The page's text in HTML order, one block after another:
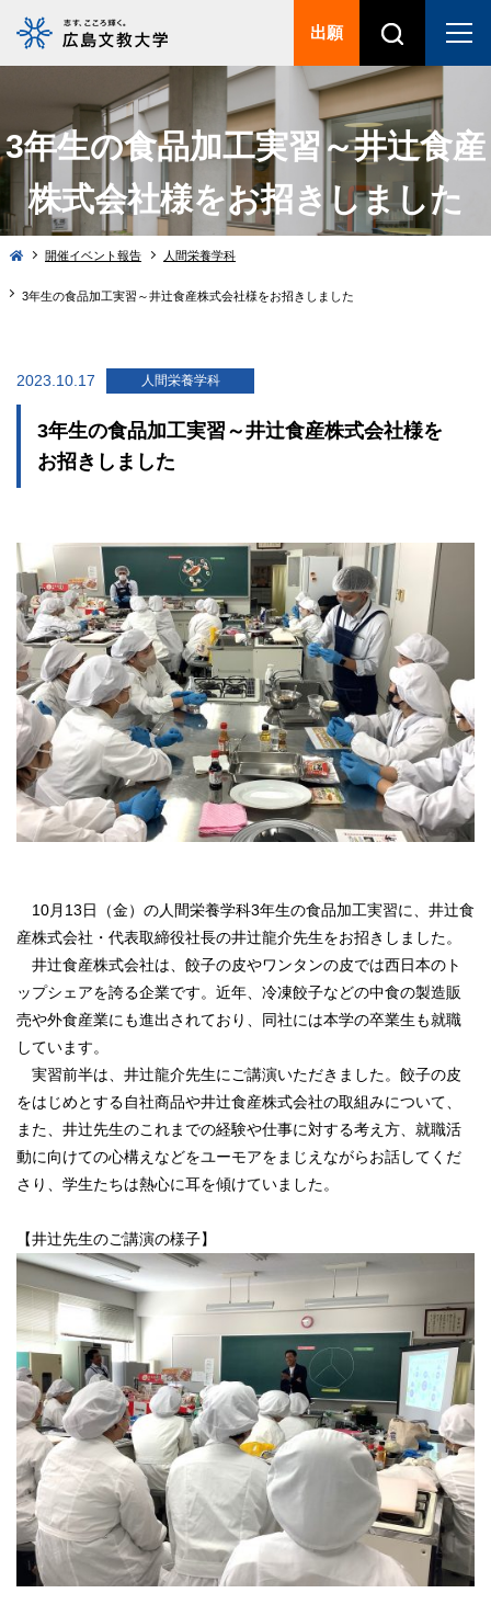
3年生の食品加工実習～井辻食産
株式会社様をお招きしました
開催イベント報告 人間栄養学科
3年生の食品加工実習～井辻食産株式会社様をお招きしました
2023.10.17 人間栄養学科
3年生の食品加工実習～井辻食産株式会社様を
お招きしました
10月13日（金）の人間栄養学科3年生の食品加工実習に、井辻食
産株式会社・代表取締役社長の井辻龍介先生をお招きしました。
井辻食産株式会社は、餃子の皮やワンタンの皮では西日本のト
ップシェアを誇る企業です。 近年、冷凍餃子などの中食の製造販
売や外食産業にも進出されており、同社には本学の卒業生も就職
しています。
実習前半は、井辻龍介先生にご講演いただきました。 餃子の皮
をはじめとする自社商品や井辻食産株式会社の取組みについて、
また、井辻先生のこれまでの経験や仕事に対する考え方、就職活
動に向けての心構えなどをユーモアをまじえながらお話してくだ
さり、学生たちは熱心に耳を傾けていました。
【井辻先生のご講演の様子】
出願